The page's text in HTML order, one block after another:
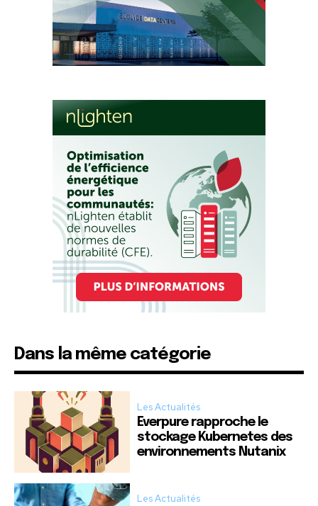
Dans la même catégorie
Les Actualités
Everpure rapproche le
stockage Kubernetes des
environnements Nutanix
Les Actualités